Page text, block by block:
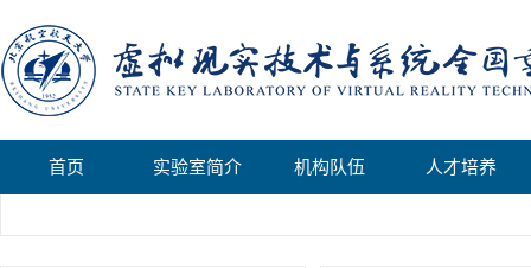
首页 实验室简介 机构队伍 人才培养